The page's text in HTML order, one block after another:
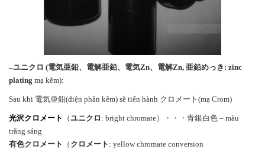
–ユニクロ (電気亜鉛、電解亜鉛、電気Zn、電解Zn, 亜鉛めっき : zinc
plating mạ kẽm):
Sau khi 電気亜鉛(điện phân kẽm) sẽ tiến hành クロメート(mạ Crom)
光沢クロメート （ユニクロ : bright chromate）・・・青銀白色 – màu
trằng sáng
有色クロメート
（ クロメート : yellow chromate conversion